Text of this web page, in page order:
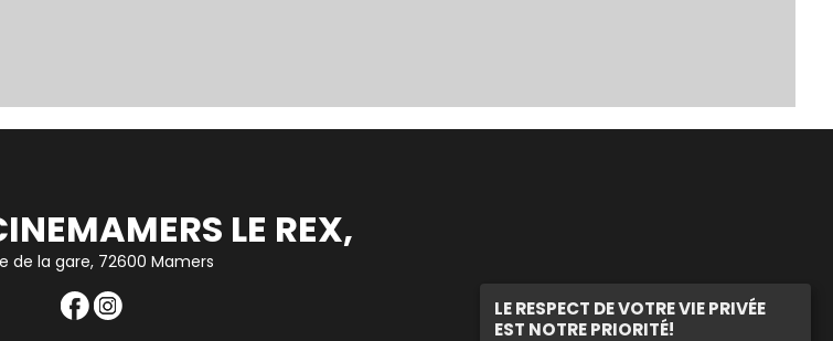
LE RESPECT DE VOTRE VIE PRIVÉE
EST NOTRE PRIORITÉ!
LE REX,
de la gare, 72600 Mamers